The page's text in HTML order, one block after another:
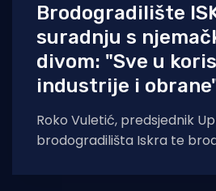
Brodogradilište
suradnju s
divom: "Sve u
industrije i
Roko Vuletić, predsjednik
brodogradilišta Iskra te
njemačkog